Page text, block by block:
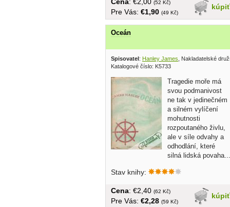
kúpiť
(52 Kč)
Pre Vás: €1,90 (49 Kč)
Oceán
Spisovatel : Hanley James , Nakladatelské
Katalogové číslo: K5733
Tragedie moře má
svou podmanivost
ne tak v jedinečném
a silném vylíčení
mohutnosti
rozpoutaného živlu,
ale v síle odvahy a
odhodlání, které
silná lidská povaha...
Stav knihy:
kúpiť
Cena: €2,40 (62 Kč)
Pre Vás: €2,28 (59 Kč)